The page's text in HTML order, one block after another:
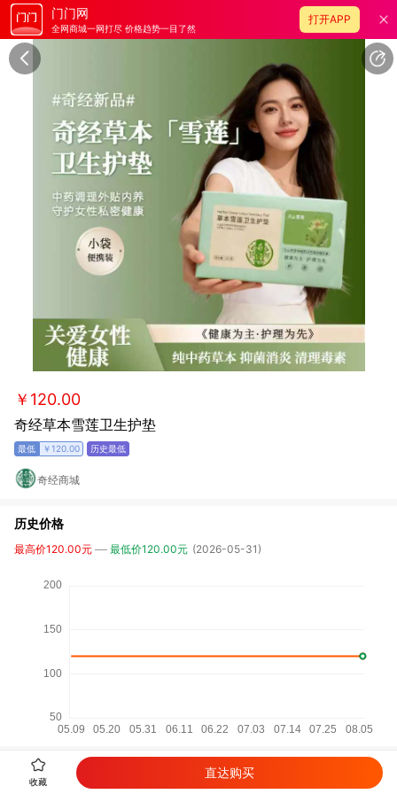
门门网
全网商城一网打尽 价格趋势一目了然
打开APP
￥120.00
奇经草本雪莲卫生护垫
￥120.00
奇经商城
历史价格
最高价120.00元 最低价120.00元 (2026-05-31)
详细参数
收藏
直达购买